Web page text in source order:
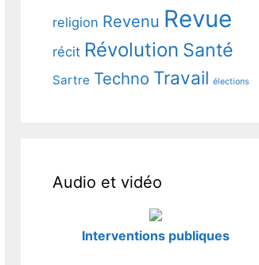
religion Revenu Revue
récit Révolution Santé
Sartre Techno Travail élections
Audio et vidéo
Interventions publiques